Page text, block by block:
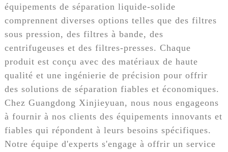
équipements de séparation liquide-solide
comprennent diverses options telles que des filtres
sous pression, des filtres à bande, des
centrifugeuses et des filtres-presses. Chaque
produit est conçu avec des matériaux de haute
qualité et une ingénierie de précision pour offrir
des solutions de séparation fiables et économiques.
Chez Guangdong Xinjieyuan, nous nous engageons
à fournir à nos clients des équipements innovants et
fiables qui répondent à leurs besoins spécifiques.
Notre équipe d'experts s'engage à offrir un service